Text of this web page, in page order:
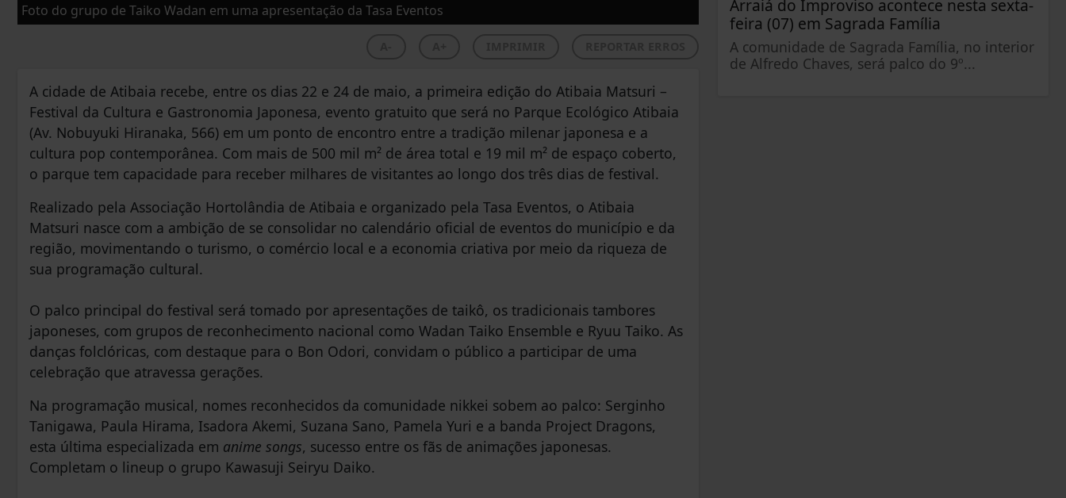
Foto do grupo de Taiko Wadan em uma apresentação da Tasa Eventos
A cidade de Atibaia recebe, entre os dias 22 e 24 de maio, a primeira edição do Atibaia Matsuri –
Festival da Cultura e Gastronomia Japonesa, evento gratuito que será no Parque Ecológico Atibaia
(Av. Nobuyuki Hiranaka, 566) em um ponto de encontro entre a tradição milenar japonesa e a
cultura pop contemporânea. Com mais de 500 mil m² de área total e 19 mil m² de espaço coberto,
o parque tem capacidade para receber milhares de visitantes ao longo dos três dias de festival.
Realizado pela Associação Hortolândia de Atibaia e organizado pela Tasa Eventos, o Atibaia
Matsuri nasce com a ambição de se consolidar no calendário oficial de eventos do município e da
região, movimentando o turismo, o comércio local e a economia criativa por meio da riqueza de
sua programação cultural.
O palco principal do festival será tomado por apresentações de taikô, os tradicionais tambores
japoneses, com grupos de reconhecimento nacional como Wadan Taiko Ensemble e Ryuu Taiko. As
danças folclóricas, com destaque para o Bon Odori, convidam o público a participar de uma
celebração que atravessa gerações.
Na programação musical, nomes reconhecidos da comunidade nikkei sobem ao palco: Serginho
Tanigawa, Paula Hirama, Isadora Akemi, Suzana Sano, Pamela Yuri e a banda Project Dragons,
esta última especializada em anime songs, sucesso entre os fãs de animações japonesas.
Completam o lineup o grupo Kawasuji Seiryu Daiko.
Arraiá do Improviso acontece nesta sexta-
feira (07) em Sagrada Família
A comunidade de Sagrada Família, no interior
de Alfredo Chaves, será palco do 9º...